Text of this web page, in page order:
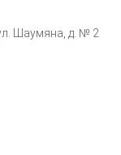
Шаумяна, д. № 2